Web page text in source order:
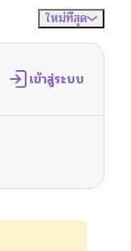
05/20/2026
05/20/2026
05/20/2026
05/20/2026
ใหม่ที่สุด
เข้าสู่ระบบ